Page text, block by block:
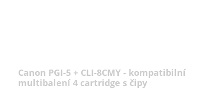
Canon PGI-5 + CLI-8CMY - kompatibilní
multibalení 4 cartridge s čipy